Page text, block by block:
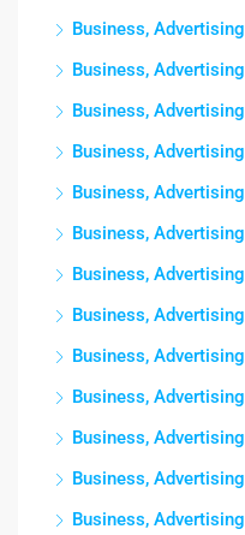
Business, Advertising
Business, Advertising
Business, Advertising
Business, Advertising
Business, Advertising
Business, Advertising
Business, Advertising
Business, Advertising
Business, Advertising
Business, Advertising
Business, Advertising
Business, Advertising
Business, Advertising